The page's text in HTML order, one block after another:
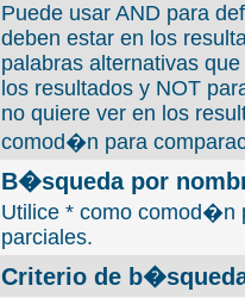
Puede usar AND para
deben estar en los
palabras alternativas
los resultados y NOT
no quiere ver en los
comod�n para
B�squeda por
Utilice * como comod�n
parciales.
Criterio de